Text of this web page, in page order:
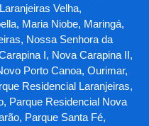
Velha,
Maria Niobe, Maringá,
Nossa Senhora da
I, Nova Carapina II,
Porto Canoa, Ourimar,
Residencial Laranjeiras,
Parque Residencial Nova
Parque Santa Fé,